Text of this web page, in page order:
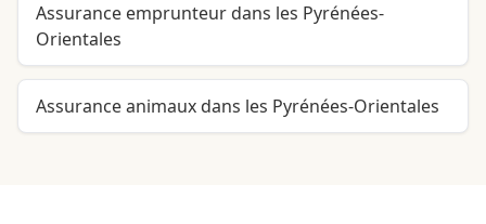
Assurance emprunteur dans les Pyrénées-
Orientales
Assurance animaux dans les Pyrénées-Orientales